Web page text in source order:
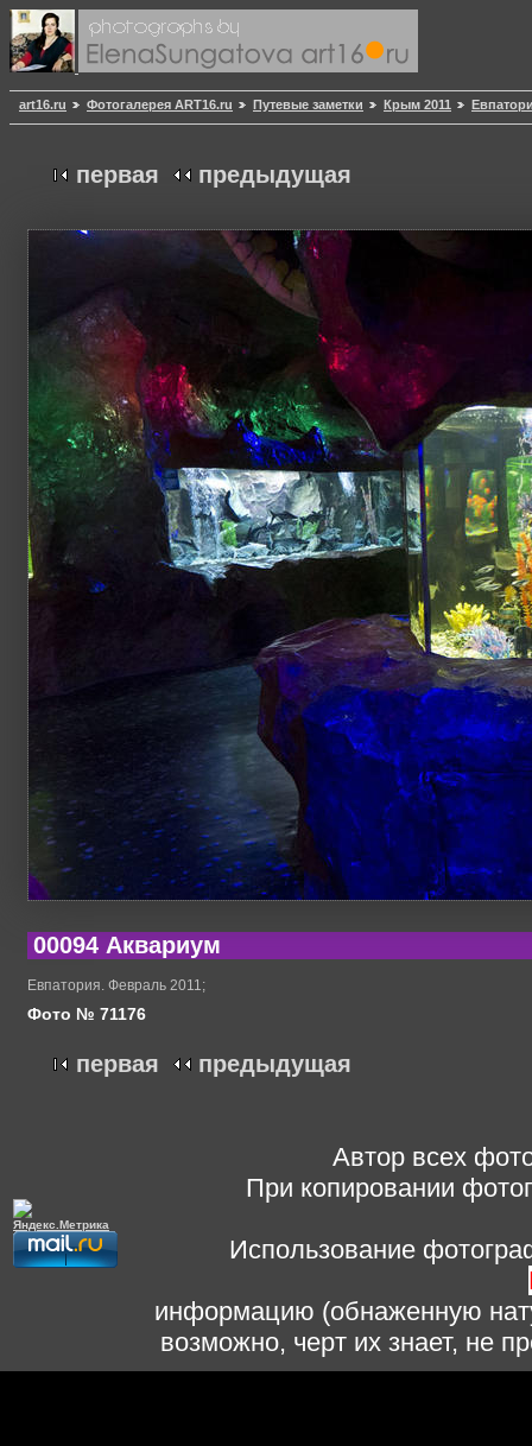
art16.ru Фотогалерея ART16.ru Путевые заметки Крым 2011
первая предыдущая
00094 Аквариум
Евпатория. Февраль 2011;
Фото № 71176
первая предыдущая
Автор всех
При копировании
Использование
информацию (обнаженную
возможно, черт их знает, не